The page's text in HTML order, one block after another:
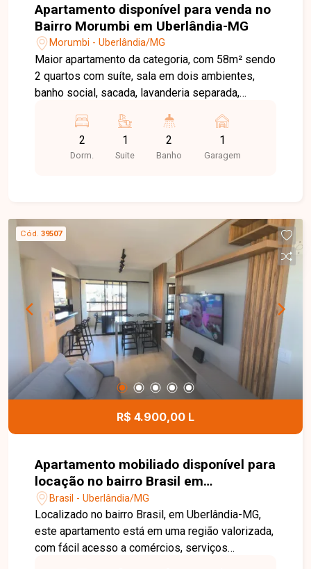
Apartamento disponível para venda no
Bairro Morumbi em Uberlândia-MG
Morumbi - Uberlândia/MG
Maior apartamento da categoria, com 58m² sendo
2 quartos com suíte, sala em dois ambientes,
banho social, sacada, lavanderia separada,
acabamento diferenciado e 1 vaga de garagem.
2
Dorm.
1
Suite
2
Banho
1
Garagem
Cód. 39507
R$ 4.900,00 L
Apartamento mobiliado disponível para
locação no bairro Brasil em
Uberlândia-MG
Brasil - Uberlândia/MG
Localizado no bairro Brasil, em Uberlândia-MG,
este apartamento está em uma região valorizada,
com fácil acesso a comércios, serviços